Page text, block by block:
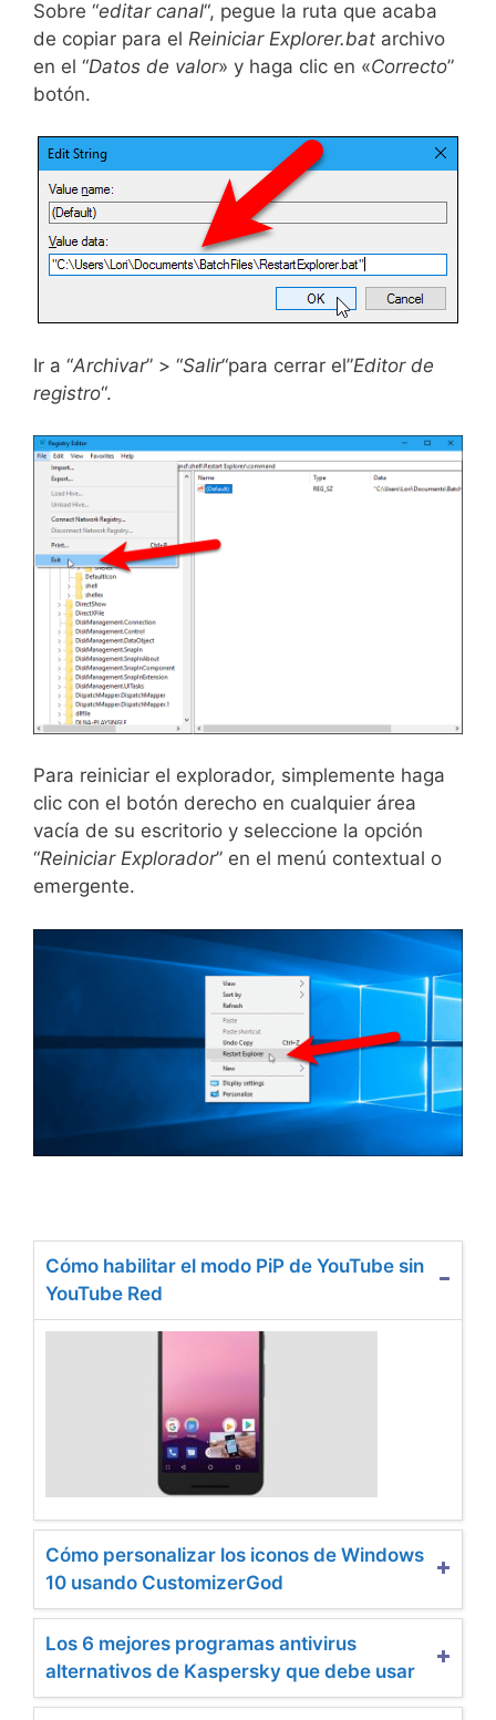
Sobre “editar canal“, pegue la ruta que acaba
de copiar para el Reiniciar Explorer.bat archivo
en el “Datos de valor» y haga clic en «Correcto”
botón.
Ir a “Archivar” > “Salir“para cerrar el”Editor de
registro“.
Para reiniciar el explorador, simplemente haga
clic con el botón derecho en cualquier área
vacía de su escritorio y seleccione la opción
“Reiniciar Explorador” en el menú contextual o
emergente.
Cómo habilitar el modo PiP de YouTube sin
YouTube Red
Cómo personalizar los iconos de Windows
10 usando CustomizerGod
Los 6 mejores programas antivirus
alternativos de Kaspersky que debe usar